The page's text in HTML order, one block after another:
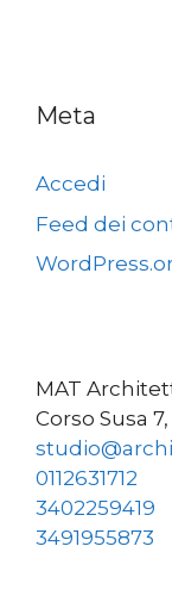
Meta
Accedi
Feed dei
MAT
Corso Susa
0112631712
3402259419
3491955873